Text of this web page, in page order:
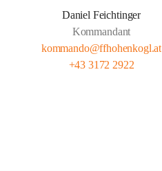
Daniel Feichtinger
Kommandant
kommando@ffhohenkogl.at
+43 3172 2922